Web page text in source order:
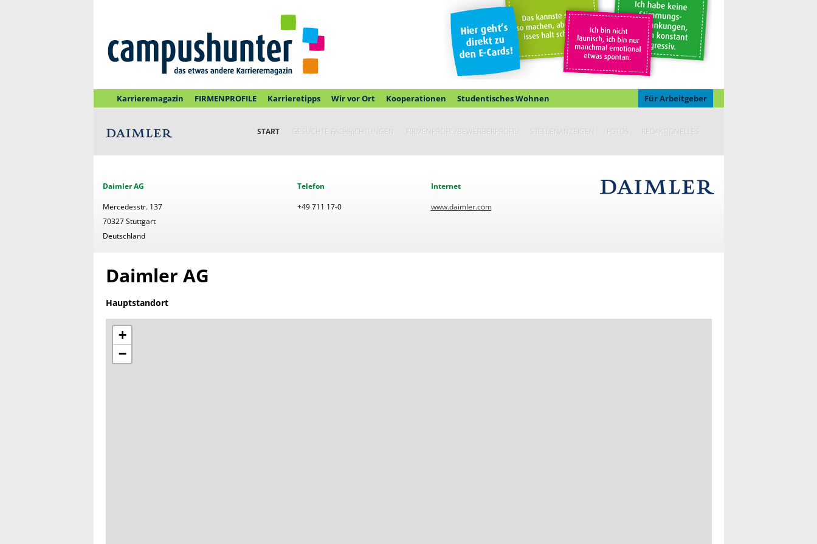
Karrieremagazin FIRMENPROFILE Karrieretipps Wir vor Ort Kooperationen Studentisches Wohnen Für Arbeitgeber
START GESUCHTE FACHRICHTUNGEN FIRMENPROFIL/BEWERBERPROFIL STELLENANZEIGEN FOTOS REDAKTIONELLES
Daimler AG
Mercedesstr. 137
70327 Stuttgart
Deutschland
Telefon
+49 711 17-0
Internet
www.daimler.com
Daimler AG
Hauptstandort
+
−